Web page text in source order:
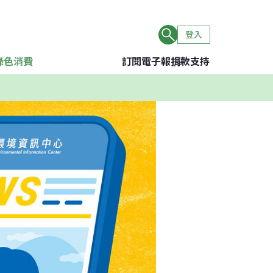
登入
色消費 訂閱電子報捐款支持